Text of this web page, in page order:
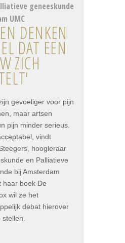
geneeskunde
UMC
DENKEN
DAT EEN
ZICH
gevoeliger voor pijn
maar artsen
pijn minder serieus.
vindt
hoogleraar
en Palliatieve
bij Amsterdam
haar boek De
wil ze het
debat hierover